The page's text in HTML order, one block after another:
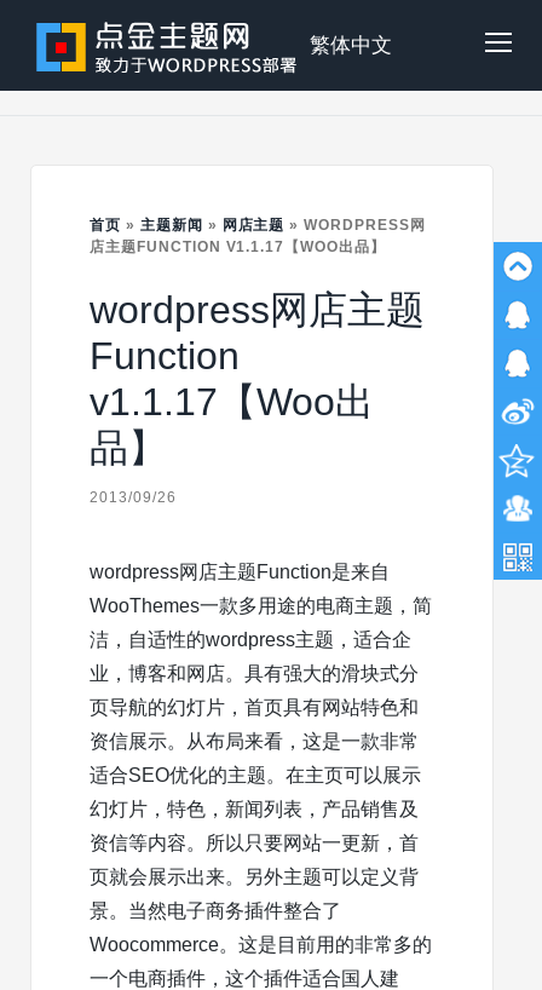
content
点
主
题
繁体中文
首页 » 主题新闻 » 网店主题 »WORDPRESS网
店主题FUNCTION V1.1.17【WOO出品】
wordpress网店主题
Function
v1.1.17【Woo出
品】
2013/09/26
wordpress网店主题Function是来自
WooThemes一款多用途的电商主题，简
洁，自适性的wordpress主题，适合企
业，博客和网店。具有强大的滑块式分
页导航的幻灯片，首页具有网站特色和
资信展示。从布局来看，这是一款非常
适合SEO优化的主题。在主页可以展示
幻灯片，特色，新闻列表，产品销售及
资信等内容。所以只要网站一更新，首
页就会展示出来。另外主题可以定义背
景。当然电子商务插件整合了
Woocommerce。这是目前用的非常多的
一个电商插件，这个插件适合国人建